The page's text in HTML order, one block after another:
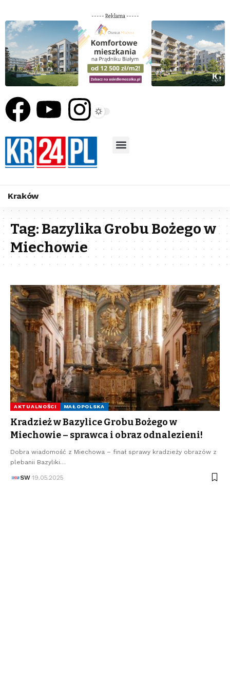
----- Reklama -----
Kraków
Tag:Bazylika Grobu Bożego w
Miechowie
AKTUALNOŚCI MAŁOPOLSKA
Kradzież w Bazylice Grobu Bożego w
Miechowie – sprawca i obraz odnalezieni!
Dobra wiadomość z Miechowa – finał sprawy kradzieży obrazów z
plebanii Bazyliki…
SW 19.05.2025